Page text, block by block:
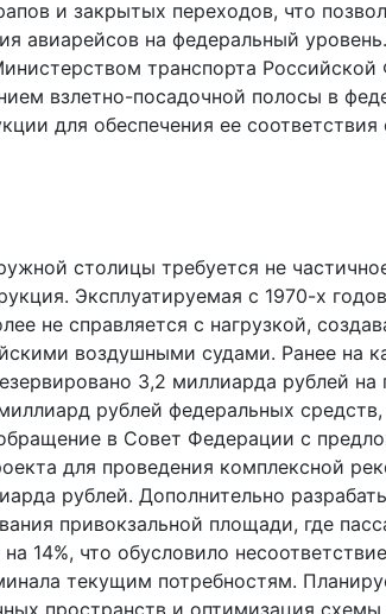
и закрытых переходов, что
авиарейсов на федеральный
транспорта
взлетно-посадочной полосы в
для обеспечения ее
столицы требуется не
Эксплуатируемая с 1970-х
не справляется с нагрузкой,
воздушными судами. Ранее на
3,2 миллиарда рублей
рублей федеральных
в Совет Федерации с
для проведения комплексной
рублей. Дополнительно
привокзальной площади, где
14%, что обусловило
текущим потребностям.
пространств и оптимизация